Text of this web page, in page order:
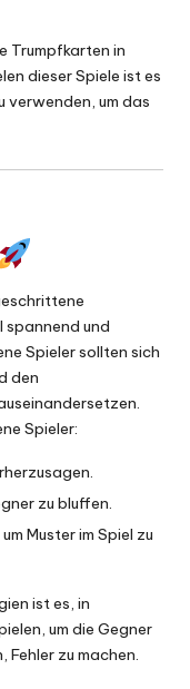
Trumpfkarten in
dieser Spiele ist es
um das
spannend und
Spieler sollten sich
den
Spieler:
zu bluffen.
Muster im Spiel zu
ist es, in
um die Gegner
Fehler zu machen.